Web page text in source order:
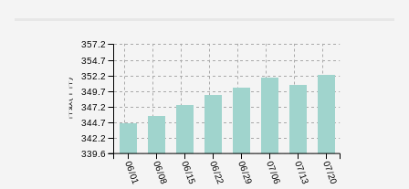
06/01 06/08 06/15 06/22 06/29 07/06 07/13 07/20
件数(千件)
339.6
342.2
344.7
347.2
349.7
352.2
354.7
357.2